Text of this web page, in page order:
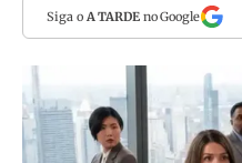
Siga o A TARDEno Google